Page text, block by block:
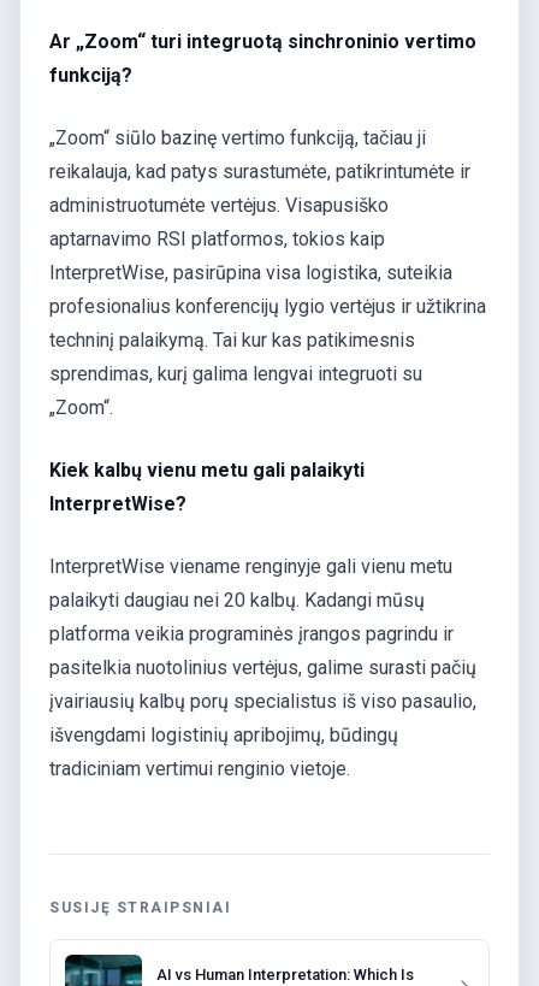
Ar „Zoom“ turi integruotą sinchroninio vertimo
funkciją?
„Zoom“ siūlo bazinę vertimo funkciją, tačiau ji
reikalauja, kad patys surastumėte, patikrintumėte ir
administruotumėte vertėjus. Visapusiško
aptarnavimo RSI platformos, tokios kaip
InterpretWise, pasirūpina visa logistika, suteikia
profesionalius konferencijų lygio vertėjus ir užtikrina
techninį palaikymą. Tai kur kas patikimesnis
sprendimas, kurį galima lengvai integruoti su
„Zoom“.
Kiek kalbų vienu metu gali palaikyti
InterpretWise?
InterpretWise viename renginyje gali vienu metu
palaikyti daugiau nei 20 kalbų. Kadangi mūsų
platforma veikia programinės įrangos pagrindu ir
pasitelkia nuotolinius vertėjus, galime surasti pačių
įvairiausių kalbų porų specialistus iš viso pasaulio,
išvengdami logistinių apribojimų, būdingų
tradiciniam vertimui renginio vietoje.
SUSIJĘ STRAIPSNIAI
AI vs Human Interpretation: Which Is